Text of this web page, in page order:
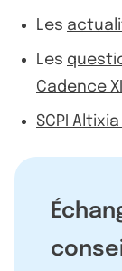
Les
Les
Cadence XII
SCPI